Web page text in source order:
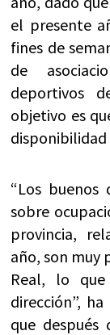
el presente
fines de
de
deportivos
objetivo es
disponibilidad
“Los
sobre
provincia,
año, son muy
Real, lo
dirección”,
que después